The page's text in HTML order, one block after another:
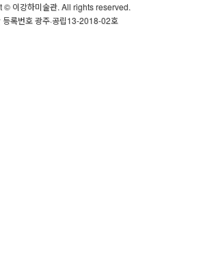
© 이강하미술관. All rights reserved.
등록번호 광주·공립13-2018-02호